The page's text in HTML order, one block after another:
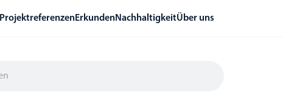
ProjektreferenzenErkundenNachhaltigkeitÜber uns